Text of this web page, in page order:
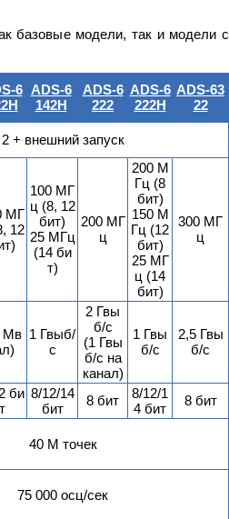
базовые модели, так и модели с
6
ADS-6
142H
ADS-6
222
ADS-6
222H
ADS-63
22
2 + внешний запуск
МГ
12
100 МГ
ц (8, 12
бит)
25 МГц
(14 би
т)
200 МГ
ц
200 М
Гц (8
бит)
150 М
Гц (12
бит)
25 МГ
ц (14
бит)
300 МГ
ц
Мв 1 Гвыб/
с
2 Гвы
б/с
(1 Гвы
б/с на
канал)
1 Гвы
б/с
2,5 Гвы
б/с
би
т
8/12/14
бит
8 бит
8/12/1
4 бит
8 бит
40 М точек
75 000 осц/сек